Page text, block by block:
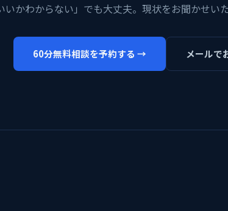
いかわからない」でも大丈夫。現状をお聞かせい
60分無料相談を予約する → メールで